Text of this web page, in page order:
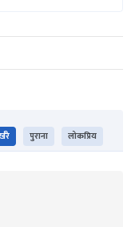
पुराना लोकप्रिय